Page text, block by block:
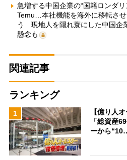
急増する中国企業の“国籍ロンダ
Temu…本社機能を海外に移転さ
う 現地人を隠れ蓑にした中国企
懸念も
関連記事
ランキング
1
【億り人
「総資産
ーから